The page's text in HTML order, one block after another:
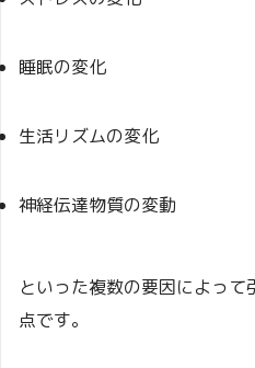
睡眠の変化
生活リズムの変化
神経伝達物質の変動
といった複数の要因によっ
点です。